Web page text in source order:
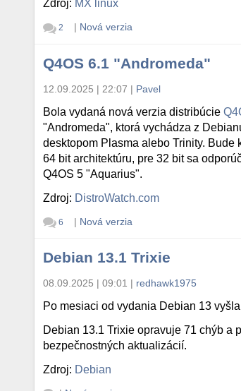
Zdroj: MX linux
2 | Nová verzia
Q4OS 6.1 "Andromeda"
12.09.2025 | 22:07 | Pavel
Bola vydaná nová verzia distribúcie
"Andromeda", ktorá vychádza z
desktopom Plasma alebo Trinity. Bude
64 bit architektúru, pre 32 bit sa
Q4OS 5 "Aquarius".
Zdroj: DistroWatch.com
6 | Nová verzia
Debian 13.1 Trixie
08.09.2025 | 09:01 | redhawk1975
Po mesiaci od vydania Debian 13
Debian 13.1 Trixie opravuje 71 chýb a
bezpečnostných aktualizácií.
Zdroj: Debian